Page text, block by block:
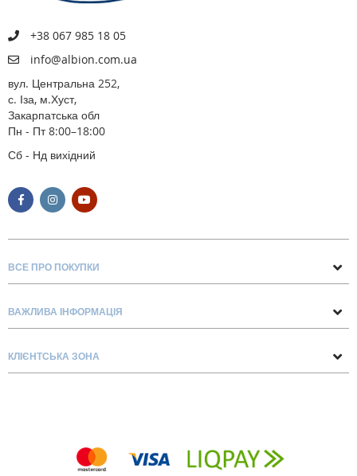
+38 067 985 18 05
info@albion.com.ua
вул. Центральна 252,
с. Іза, м.Хуст,
Закарпатська обл
Пн - Пт 8:00–18:00
Сб - Нд вихідний
ВСЕ ПРО ПОКУПКИ
Про нас
Блог
ВАЖЛИВА ІНФОРМАЦІЯ
Доставка та оплата
КЛІЄНТСЬКА ЗОНА